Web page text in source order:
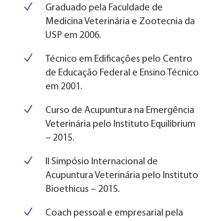
N
Graduado pela Faculdade de
Medicina Veterinária e Zootecnia da
USP em 2006.
N
Técnico em Edificações pelo Centro
de Educação Federal e Ensino Técnico
em 2001.
N
Curso de Acupuntura na Emergência
Veterinária pelo Instituto Equilibrium
– 2015.
N
II Simpósio Internacional de
Acupuntura Veterinária pelo Instituto
Bioethicus – 2015.
N Coach pessoal e empresarial pela